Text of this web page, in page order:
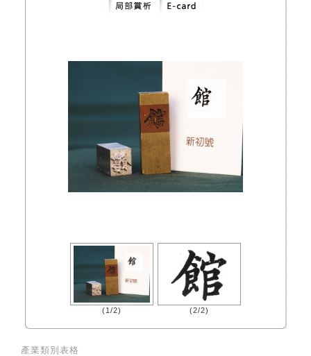
(1/2) (2/2)
產業類別表格